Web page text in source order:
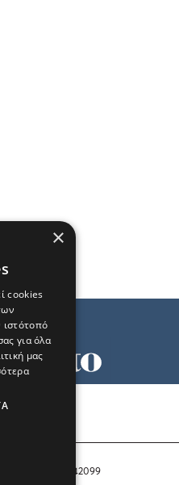
Μ.Η.Τ. 242099
×
cookies
για όλα
μας